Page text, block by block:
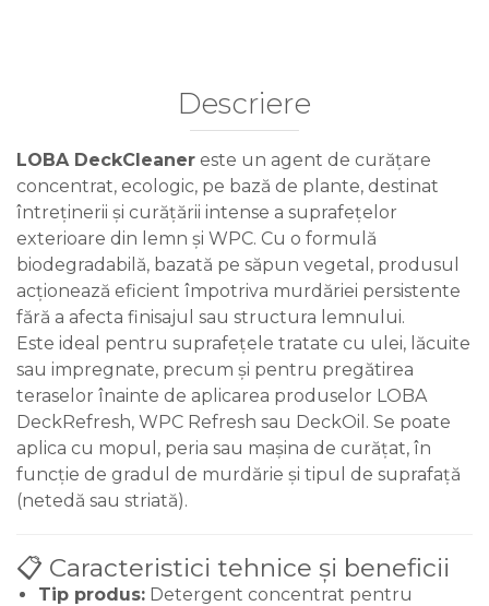
Descriere
LOBA DeckCleaner este un agent de curățare
concentrat, ecologic, pe bază de plante, destinat
întreținerii și curățării intense a suprafețelor
exterioare din lemn și WPC. Cu o formulă
biodegradabilă, bazată pe săpun vegetal, produsul
acționează eficient împotriva murdăriei persistente
fără a afecta finisajul sau structura lemnului.
Este ideal pentru suprafețele tratate cu ulei, lăcuite
sau impregnate, precum și pentru pregătirea
teraselor înainte de aplicarea produselor LOBA
DeckRefresh, WPC Refresh sau DeckOil. Se poate
aplica cu mopul, peria sau mașina de curățat, în
funcție de gradul de murdărie și tipul de suprafață
(netedă sau striată).
📋 Caracteristici tehnice și beneficii
Tip produs: Detergent concentrat pentru